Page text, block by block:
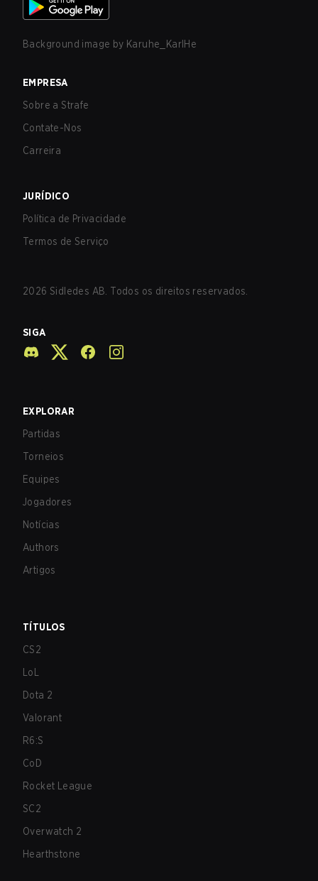
Background image by Karuhe_KarlHe
EMPRESA
Sobre a Strafe
Contate-Nos
Carreira
JURÍDICO
Política de Privacidade
Termos de Serviço
2026 Sidledes AB. Todos os direitos reservados.
SIGA
EXPLORAR
Partidas
Torneios
Equipes
Jogadores
Notícias
Authors
Artigos
TÍTULOS
CS2
LoL
Dota 2
Valorant
R6:S
CoD
Rocket League
SC2
Overwatch 2
Hearthstone